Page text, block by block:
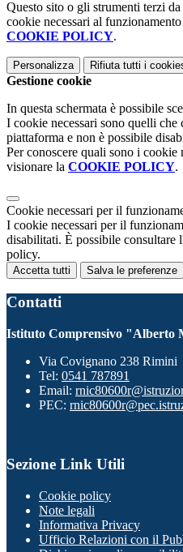
Questo sito o gli strumenti terzi
cookie necessari al
COOKIE POLICY.
Personalizza Rifiuta tutti i
Gestione cookie
In questa schermata è possibile
I cookie necessari sono quelli
piattaforma e non è possibile
Per conoscere quali sono i cookie
visionare la COOKIE POLICY.
Cookie necessari per il
I cookie necessari per il
disabilitati. È possibile consultare
policy.
Accetta tutti Salva le preferenze
Contatti
Istituto Comprensivo "Alberto
Via Covignano 238 Rimini
Tel: 0541 787891
Email:
PEC:
Sezione Link Utili
Cookie policy
Note legali
Informativa Privacy
Ufficio Relazioni con il